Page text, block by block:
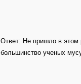
Ответ: Не пришло в этом
большинство ученых